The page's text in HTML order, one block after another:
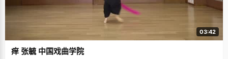
03:42
痒 张毓 中国戏曲学院